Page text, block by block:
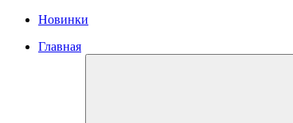
Новинки
Главная